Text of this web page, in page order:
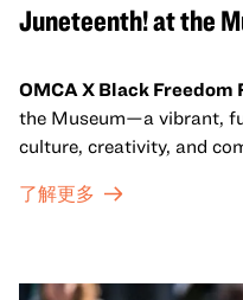
Juneteenth! at the
OMCA X Black Freedom
the Museum—a vibrant,
culture, creativity, and
sets from boundary-
move, make, and
了解更多